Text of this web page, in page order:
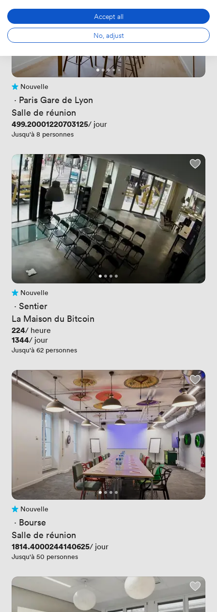
Pas encore d'avis
Nouvelle
· Paris Gare de Lyon
Salle de réunion
Prix
499.20001220703125/ jour
Jusqu'à 8 personnes
Pas encore d'avis
Nouvelle
· Sentier
La Maison du Bitcoin
Prix
224/ heure
Prix
1344/ jour
Jusqu'à 62 personnes
Pas encore d'avis
Nouvelle
· Bourse
Salle de réunion
Prix
1814.4000244140625/ jour
Jusqu'à 50 personnes
Accept all
No, adjust